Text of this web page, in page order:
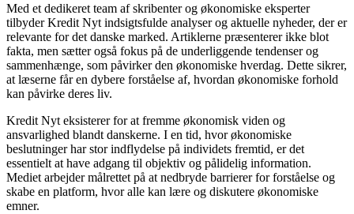
Med et dedikeret team af skribenter og økonomiske eksperter
tilbyder Kredit Nyt indsigtsfulde analyser og aktuelle nyheder, der er
relevante for det danske marked. Artiklerne præsenterer ikke blot
fakta, men sætter også fokus på de underliggende tendenser og
sammenhænge, som påvirker den økonomiske hverdag. Dette sikrer,
at læserne får en dybere forståelse af, hvordan økonomiske forhold
kan påvirke deres liv.
Kredit Nyt eksisterer for at fremme økonomisk viden og
ansvarlighed blandt danskerne. I en tid, hvor økonomiske
beslutninger har stor indflydelse på individets fremtid, er det
essentielt at have adgang til objektiv og pålidelig information.
Mediet arbejder målrettet på at nedbryde barrierer for forståelse og
skabe en platform, hvor alle kan lære og diskutere økonomiske
emner.